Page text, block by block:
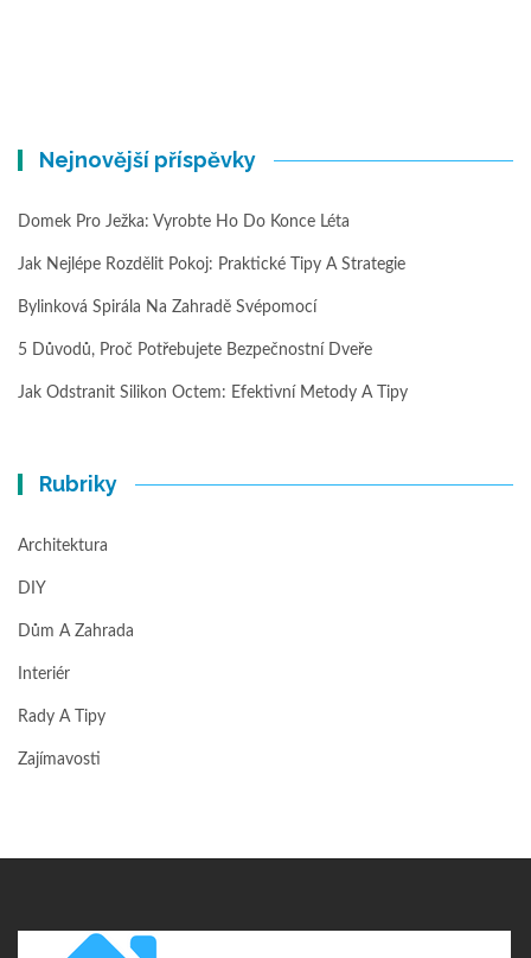
Nejnovější příspěvky
Domek Pro Ježka: Vyrobte Ho Do Konce Léta
Jak Nejlépe Rozdělit Pokoj: Praktické Tipy A Strategie
Bylinková Spirála Na Zahradě Svépomocí
5 Důvodů, Proč Potřebujete Bezpečnostní Dveře
Jak Odstranit Silikon Octem: Efektivní Metody A Tipy
Rubriky
Architektura
DIY
Dům A Zahrada
Interiér
Rady A Tipy
Zajímavosti